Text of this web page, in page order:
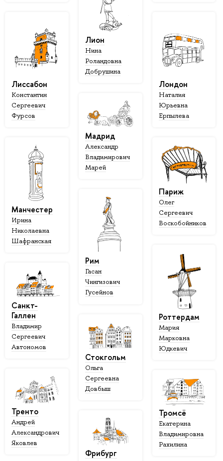
Лион
Нина
Роландовна
Добрушина
Лиссабон
Константин
Сергеевич
Фурсов
Лондон
Наталия
Юрьевна
Ерпылева
Мадрид
Александр
Владимирович
Марей
Манчестер
Ирина
Николаевна
Шафранская
Париж
Олег
Сергеевич
Воскобойников
Рим
Гасан
Чингизович
Гусейнов
Роттердам
Мария
Марковна
Юдкевич
Санкт-
Галлен
Владимир
Сергеевич
Автономов
Стокгольм
Ольга
Сергеевна
Довбыш
Тренто
Андрей
Александрович
Яковлев
Тромсё
Екатерина
Владимировна
Рахилина
Фрибург